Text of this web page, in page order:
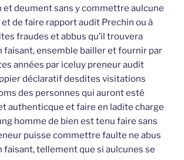
deument sans y commettre aulcune
de faire rapport audit Prechin ou à
fraudes et abbus qu’il trouvera
faisant, ensemble bailler et fournir par
années par iceluy preneur audit
déclaratif desdites visitations
des personnes qui auront esté
authenticque et faire en ladite charge
homme de bien est tenu faire sans
puisse commettre faulte ne abus
tellement que si aulcunes se